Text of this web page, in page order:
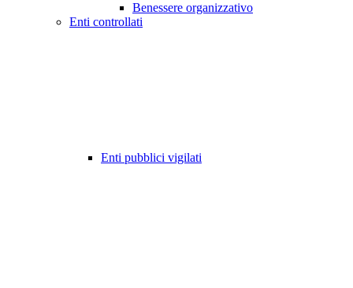
Benessere organizzativo
Enti controllati
Enti pubblici vigilati